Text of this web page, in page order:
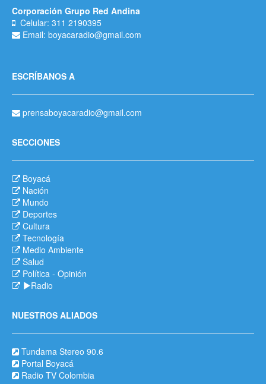
Corporación Grupo Red Andina
Celular: 311 2190395
Email: boyacaradio@gmail.com
ESCRÍBANOS A
prensaboyacaradio@gmail.com
SECCIONES
Boyacá
Nación
Mundo
Deportes
Cultura
Tecnología
Medio Ambiente
Salud
Política - Opinión
Radio
NUESTROS ALIADOS
Tundama Stereo 90.6
Portal Boyacá
Radio TV Colombia